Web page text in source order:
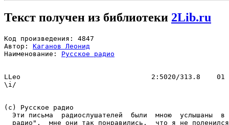
Текст получен из библиотеки 2Lib.ru
Код произведения: 4847
Автор: Каганов Леонид
Наименование: Русское радио